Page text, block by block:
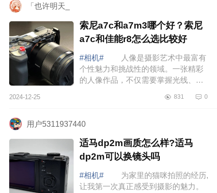
「也许明天_
索尼a7c和a7m3哪个好？索尼
a7c和佳能r8怎么选比较好
#相机#
人像是摄影艺术中最富有
个性魅力和挑战性的领域。一张精彩
的人像作品，不仅需要掌握光线、构
摄者内在情感的独特诠释。而要拥有
2024-12-25 831 0
用户5311937440
适马dp2m画质怎么样?适马
dp2m可以换镜头吗
#相机#
为家里的猫咪拍照的经历,
让我第一次真正感受到摄影的魅力。